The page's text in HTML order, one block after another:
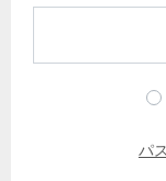
パ